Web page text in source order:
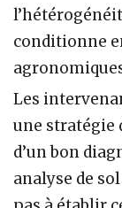
conditionne
Les
une stratégie
d’un bon
analyse de